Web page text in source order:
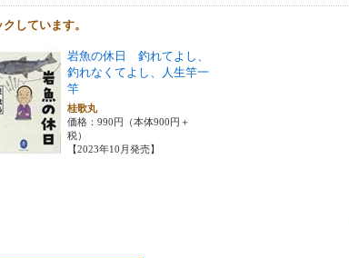
しています。
岩魚の休日 釣れてよし、
釣れなくてよし、人生竿一
竿
桂歌丸
価格：990円（本体900円＋
税）
【2023年10月発売】